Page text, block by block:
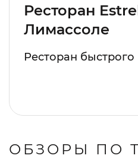
Ресторан
Лимассоле
Ресторан быстрого
ОБЗОРЫ ПО